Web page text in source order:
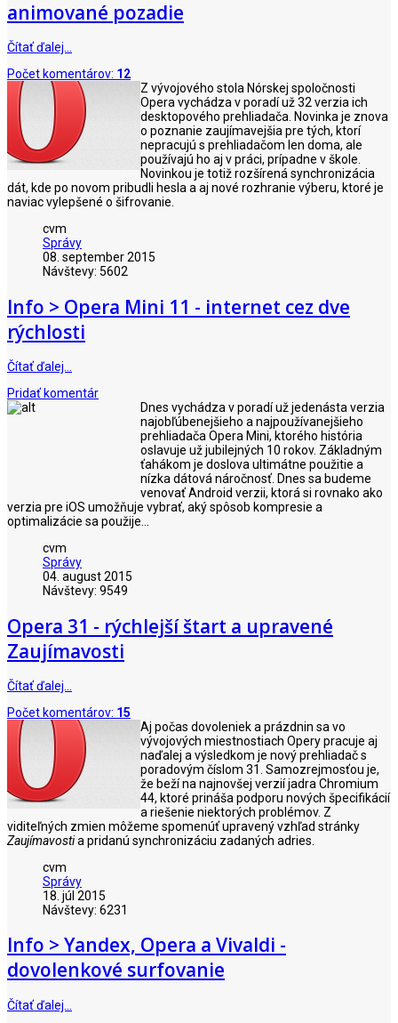
animované pozadie
Čítať ďalej…
Počet komentárov: 12
Z vývojového stola Nórskej spoločnosti
Opera vychádza v poradí už 32 verzia ich
desktopového prehliadača. Novinka je znova
o poznanie zaujímavejšia pre tých, ktorí
nepracujú s prehliadačom len doma, ale
používajú ho aj v práci, prípadne v škole.
Novinkou je totiž rozšírená synchronizácia
dát, kde po novom pribudli hesla a aj nové rozhranie výberu, ktoré je
naviac vylepšené o šifrovanie.
cvm
Správy
08. september 2015
Návštevy: 5602
Info > Opera Mini 11 - internet cez dve
rýchlosti
Čítať ďalej…
Pridať komentár
Dnes vychádza v poradí už jedenásta verzia
najobľúbenejšieho a najpoužívanejšieho
prehliadača Opera Mini, ktorého história
oslavuje už jubilejných 10 rokov. Základným
ťahákom je doslova ultimátne použitie a
nízka dátová náročnosť. Dnes sa budeme
venovať Android verzii, ktorá si rovnako ako
verzia pre iOS umožňuje vybrať, aký spôsob kompresie a
optimalizácie sa použije...
cvm
Správy
04. august 2015
Návštevy: 9549
Opera 31 - rýchlejší štart a upravené
Zaujímavosti
Čítať ďalej…
Počet komentárov: 15
Aj počas dovoleniek a prázdnin sa vo
vývojových miestnostiach Opery pracuje aj
naďalej a výsledkom je nový prehliadač s
poradovým číslom 31. Samozrejmosťou je,
že beží na najnovšej verzií jadra Chromium
44, ktoré prináša podporu nových špecifikácií
a riešenie niektorých problémov. Z
viditeľných zmien môžeme spomenúť upravený vzhľad stránky
Zaujímavostia pridanú synchronizáciu zadaných adries.
cvm
Správy
18. júl 2015
Návštevy: 6231
Info > Yandex, Opera a Vivaldi -
dovolenkové surfovanie
Čítať ďalej…